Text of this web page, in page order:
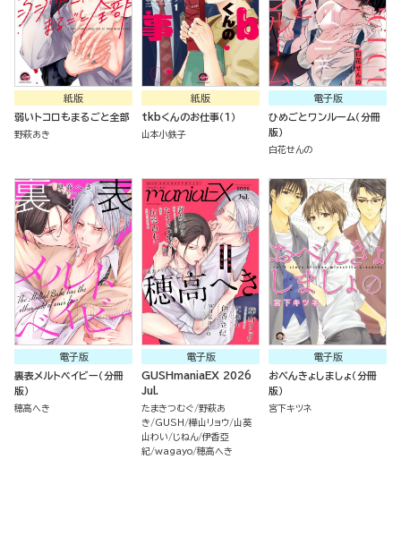
紙版
弱いトコロもまるごと全部
野萩あき
紙版
tkbくんのお仕事（１）
山本小鉄子
電子版
ひめごとワンルーム（分冊
版）
白花せんの
電子版
裏表メルトベイビー（分冊
版）
穂高へき
電子版
GUSHmaniaEX 2026
Jul.
たまきつむぐ 野萩あ
き
GUSH 樺山リョウ 山葵
山わい
じねん 伊香亞
紀 wagayo 穂高へき
電子版
おべんきょしましょ（分冊
版）
宮下キツネ